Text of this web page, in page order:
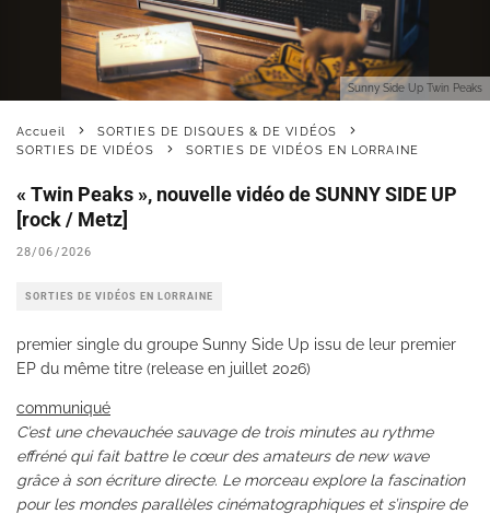
Sunny Side Up Twin Peaks
Accueil
SORTIES DE DISQUES & DE VIDÉOS
SORTIES DE VIDÉOS
SORTIES DE VIDÉOS EN LORRAINE
« Twin Peaks », nouvelle vidéo de SUNNY SIDE UP
[rock / Metz]
28/06/2026
SORTIES DE VIDÉOS EN LORRAINE
premier single du groupe Sunny Side Up issu de leur premier
EP du même titre (release en juillet 2026)
communiqué
C’est une chevauchée sauvage de trois minutes au rythme
effréné qui fait battre le cœur des amateurs de new wave
grâce à son écriture directe. Le morceau explore la fascination
pour les mondes parallèles cinématographiques et s’inspire de